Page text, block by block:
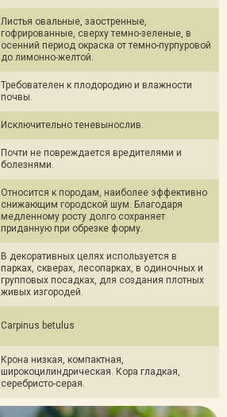
Листья овальные, заостренные,
гофрированные, сверху темно-зеленые, в
осенний период окраска от темно-пурпуровой
до лимонно-желтой.
Требователен к плодородию и влажности
почвы.
Исключительно теневынослив.
Почти не повреждается вредителями и
болезнями.
Относится к породам, наиболее эффективно
снижающим городской шум. Благодаря
медленному росту долго сохраняет
приданную при обрезке форму.
В декоративных целях используется в
парках, скверах, лесопарках, в одиночных и
групповых посадках, для создания плотных
живых изгородей.
Сarpinus betulus
Крона низкая, компактная,
широкоцилиндрическая. Кора гладкая,
серебристо-серая.